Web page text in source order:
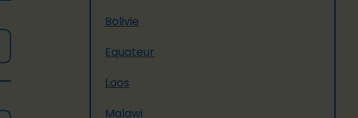
Bolivie
Equateur
Laos
Malawi